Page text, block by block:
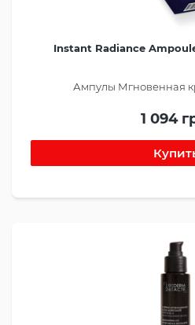
Instant Radiance
Ампулы Мгновенная
1 094